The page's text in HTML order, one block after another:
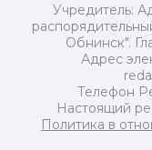
Учредитель:
Обнинск".
Адрес
Телефон
Настоящий
Политика в